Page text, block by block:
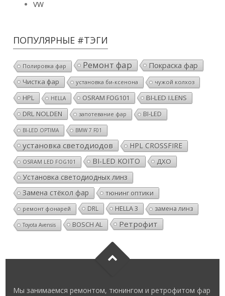
VW
ПОПУЛЯРНЫЕ #ТЭГИ
Полировка фар Ремонт фар Покраска фар
Чистка фар установка би-ксенона чужой колхоз
HPL HELLA OSRAM FOG101
BI-LED I.LENS
DRL NOLDEN
запотевание фар BI-LED
BI-LED OPTIMA BMW 7 F01
установка светодиодов HPL CROSSFIRE
OSRAM LED FOG101 BI-LED KOITO ДХО
Установка светодиодных линз
Замена стёкол фар
тюнинг оптики
ремонт фонарей DRL HELLA 3 замена линз
Toyota Avensis BOSCH AL Ретрофит
Мы занимаемся ремонтом, тюнингом и ретрофитом фар